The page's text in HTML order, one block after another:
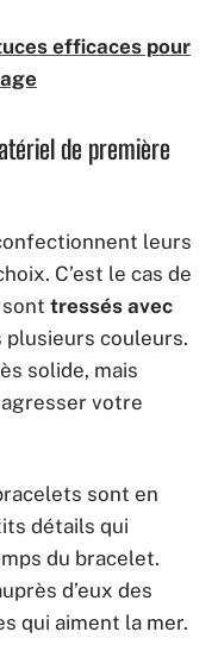
efficaces pour
de première
leurs
C’est le cas de
tressés avec
plusieurs couleurs.
solide, mais
votre
sont en
détails qui
du bracelet.
d’eux des
qui aiment la mer.